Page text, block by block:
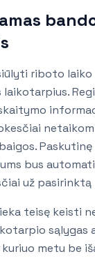
riboto laiko
laikotarpius.
Paskutinę
bus
už
teisę keisti
sąlygas
metu be